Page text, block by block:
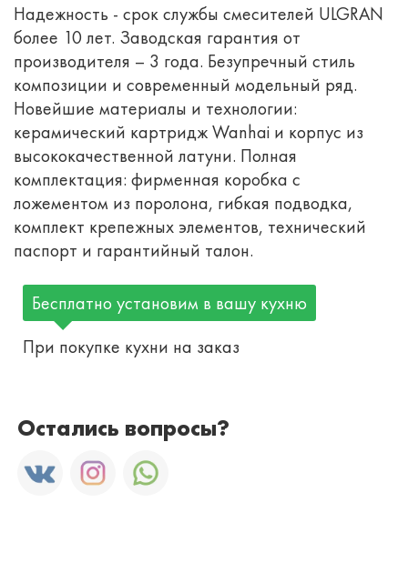
Надежность - срок службы смесителей ULGRAN
более 10 лет. Заводская гарантия от
производителя – 3 года. Безупречный стиль
композиции и современный модельный ряд.
Новейшие материалы и технологии:
керамический картридж Wanhai и корпус из
высококачественной латуни. Полная
комплектация: фирменная коробка с
ложементом из поролона, гибкая подводка,
комплект крепежных элементов, технический
паспорт и гарантийный талон.
Бесплатно установим в вашу кухню
При покупке кухни на заказ
Остались вопросы?